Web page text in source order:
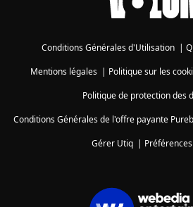
Conditions Générales d'Utilisation |
Mentions légales| Politique sur les
Politique de protection des
Conditions Générales de l'offre payante
Gérer Utiq |